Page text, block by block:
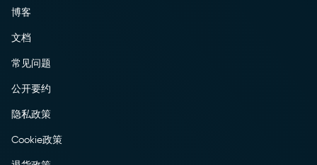
博客
文档
常见问题
公开要约
隐私政策
Cookie政策